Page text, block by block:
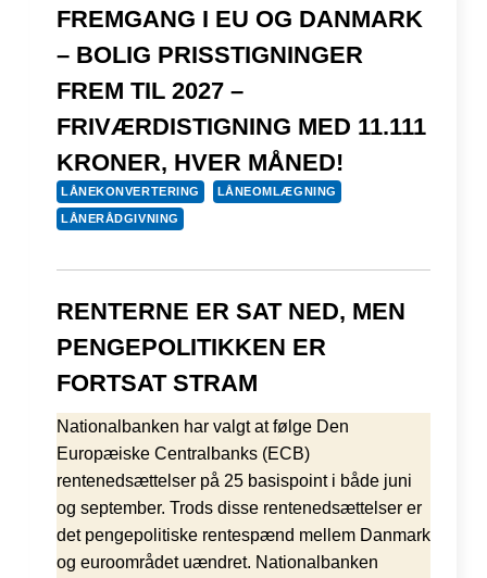
FREMGANG I EU OG DANMARK
– BOLIG PRISSTIGNINGER
FREM TIL 2027 –
FRIVÆRDISTIGNING MED 11.111
KRONER, HVER MÅNED!
LÅNEKONVERTERING LÅNEOMLÆGNING
LÅNERÅDGIVNING
RENTERNE ER SAT NED, MEN
PENGEPOLITIKKEN ER
FORTSAT STRAM
Nationalbanken har valgt at følge Den
Europæiske Centralbanks (ECB)
rentenedsættelser på 25 basispoint i både juni
og september. Trods disse rentenedsættelser er
det pengepolitiske rentespænd mellem Danmark
og euroområdet uændret. Nationalbanken